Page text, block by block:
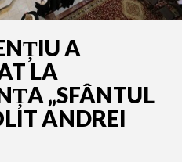
A
LA
„SFÂNTUL
ANDREI